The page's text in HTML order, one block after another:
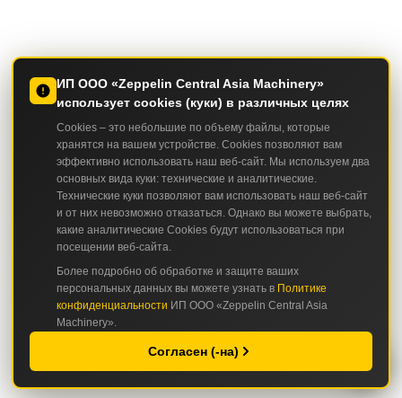
ИП ООО «Zeppelin Central Asia Machinery»
использует cookies (куки) в различных целях
Cookies – это небольшие по объему файлы, которые
хранятся на вашем устройстве. Cookies позволяют вам
эффективно использовать наш веб-сайт. Мы используем два
основных вида куки: технические и аналитические.
Технические куки позволяют вам использовать наш веб-сайт
и от них невозможно отказаться. Однако вы можете выбрать,
какие аналитические Cookies будут использоваться при
посещении веб-сайта.
Более подробно об обработке и защите ваших
персональных данных вы можете узнать в Политике
конфиденциальности ИП ООО «Zeppelin Central Asia
Machinery».
Согласен (-на)